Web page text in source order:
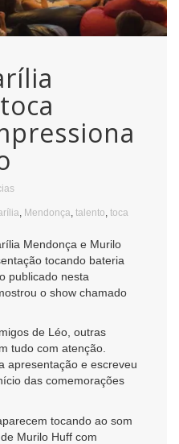
Mendonça talento toca
Mendonça e Murilo
tocando bateria
publicado nesta
o show chamado
de Léo, outras
tudo com atenção.
apresentação e escreveu
das comemorações
tocando ao som
Murilo Huff com